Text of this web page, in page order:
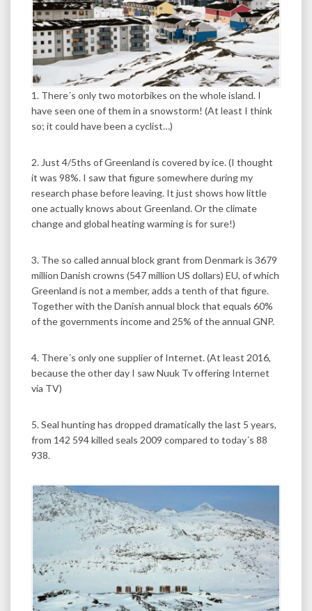
1. There´s only two motorbikes on the whole island. I
have seen one of them in a snowstorm! (At least I think
so; it could have been a cyclist…)
2. Just 4/5ths of Greenland is covered by ice. (I thought
it was 98%. I saw that figure somewhere during my
research phase before leaving. It just shows how little
one actually knows about Greenland. Or the climate
change and global heating warming is for sure!)
3. The so called annual block grant from Denmark is 3679
million Danish crowns (547 million US dollars) EU, of which
Greenland is not a member, adds a tenth of that figure.
Together with the Danish annual block that equals 60%
of the governments income and 25% of the annual GNP.
4. There´s only one supplier of Internet. (At least 2016,
because the other day I saw Nuuk Tv offering Internet
via TV)
5. Seal hunting has dropped dramatically the last 5 years,
from 142 594 killed seals 2009 compared to today´s 88
938.